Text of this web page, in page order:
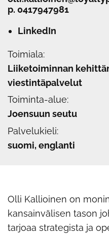
p. 0417947981
LinkedIn
Toimiala:
Liiketoiminnan
viestintäpalvelut
Toiminta-alue:
Joensuun seutu
Palvelukieli:
suomi, englanti
Olli Kallioinen on
kansainvälisen tason
tarjoaa strategista ja